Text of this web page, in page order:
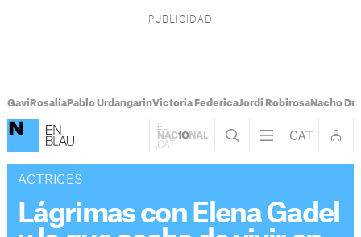
Gavi RosalíaPablo UrdangarinVictoria FedericaJordi RobirosaNacho
ACTRICES
Lágrimas con Elena Gadel